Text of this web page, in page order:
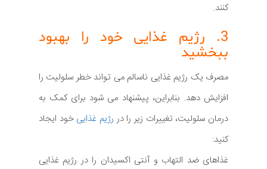
کنند.
3. رژیم غذایی خود را بهبود
ببخشید
مصرف یک رژیم غذایی ناسالم می تواند خطر سلولیت را
افزایش دهد. بنابراین، پیشنهاد می شود برای کمک به
درمان سلولیت، تغییرات زیر را در رژیم غذایی خود ایجاد
کنید:
غذاهای ضد التهاب و آنتی اکسیدان را در رژیم غذایی